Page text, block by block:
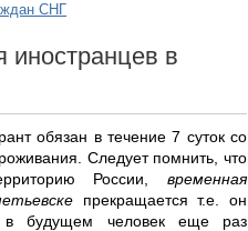
СНГ
иностранцев в
обязан в течение 7 суток со
Следует помнить, что
России, временная
прекращается т.е. он
в будущем человек еще раз